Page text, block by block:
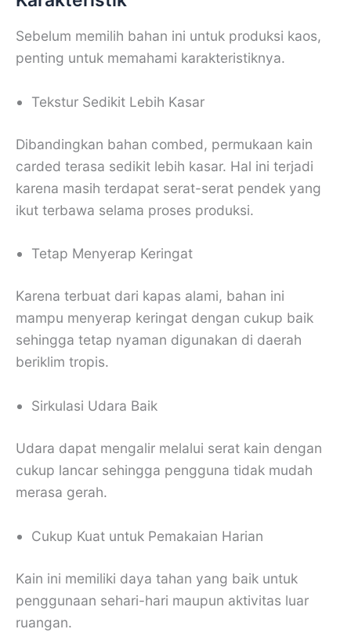
Sebelum memilih bahan ini untuk produksi kaos,
penting untuk memahami karakteristiknya.
Tekstur Sedikit Lebih Kasar
Dibandingkan bahan combed, permukaan kain
carded terasa sedikit lebih kasar. Hal ini terjadi
karena masih terdapat serat-serat pendek yang
ikut terbawa selama proses produksi.
Tetap Menyerap Keringat
Karena terbuat dari kapas alami, bahan ini
mampu menyerap keringat dengan cukup baik
sehingga tetap nyaman digunakan di daerah
beriklim tropis.
Sirkulasi Udara Baik
Udara dapat mengalir melalui serat kain dengan
cukup lancar sehingga pengguna tidak mudah
merasa gerah.
Cukup Kuat untuk Pemakaian Harian
Kain ini memiliki daya tahan yang baik untuk
penggunaan sehari-hari maupun aktivitas luar
ruangan.